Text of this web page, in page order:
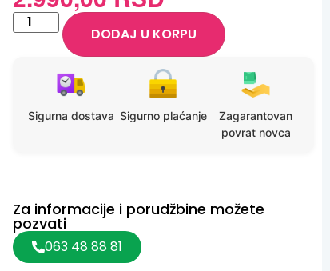
ocene kupca
DODAJ U KORPU
Sigurna dostava Sigurno plaćanje
Zagarantovan
povrat novca
Za informacije i porudžbine možete
pozvati
063 48 88 81